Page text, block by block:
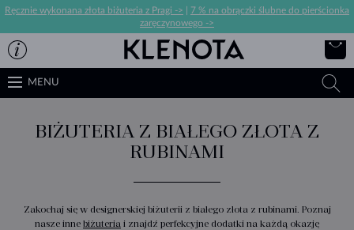
Ręcznie wykonana złota biżuteria z Pragi ->
7 % na obrączki ślubne do pierścionka
zaręczynowego ->
MENU
BIŻUTERIA Z BIAŁEGO ZŁOTA Z
RUBINAMI
Zakochaj się w designerskiej biżuterii z białego złota z rubinami. Poznaj
nasze inne biżuteria i znajdź perfekcyjne dodatki na każdą okazję